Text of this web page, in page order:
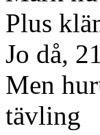
Plus
Jo då,
Men
tävling